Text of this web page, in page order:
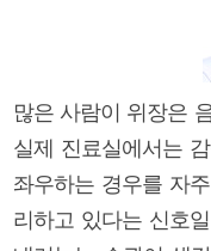
많은 사람이 위장은
실제 진료실에서는
좌우하는 경우를 자
리하고 있다는 신호